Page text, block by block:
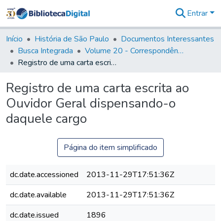
&
Coleções
Tudo na
Biblioteca
Estatísticas
Entrar
Início História de São Paulo
Documentos Interessantes
Busca Integrada
Volume 20 - Correspondência interna do Governador Rodrigo Cezar de Menezes: 1721- 1728
Registro de uma carta escrita ao Ouvidor Geral dispensando-o daquele cargo
Registro de uma carta escrita ao
Ouvidor Geral dispensando-o
daquele cargo
Página do item simplificado
dc.date.accessioned
2013-11-29T17:51:36Z
dc.date.available
2013-11-29T17:51:36Z
dc.date.issued
1896